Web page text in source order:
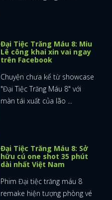
Đại Tiệc Trăng Máu 8: Miu
Lê công khai xin vai ngay
trên Facebook
Chuyện chưa kể từ showcase
"Đại Tiệc Trăng Máu 8" với
màn tái xuất của lão ...
Đại Tiệc Trăng Máu 8: Sở
hữu cú one shot 35 phút
dài nhất Việt Nam
Phim Đại tiệc trăng máu 8
remake hiện tượng phòng vé